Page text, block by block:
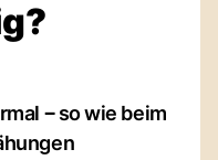
‒ so wie beim